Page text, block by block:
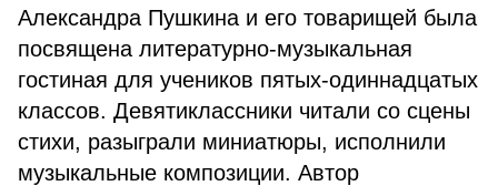
Александра Пушкина и его товарищей была
посвящена литературно-музыкальная
гостиная для учеников пятых-одиннадцатых
классов. Девятиклассники читали со сцены
стихи, разыграли миниатюры, исполнили
музыкальные композиции. Автор